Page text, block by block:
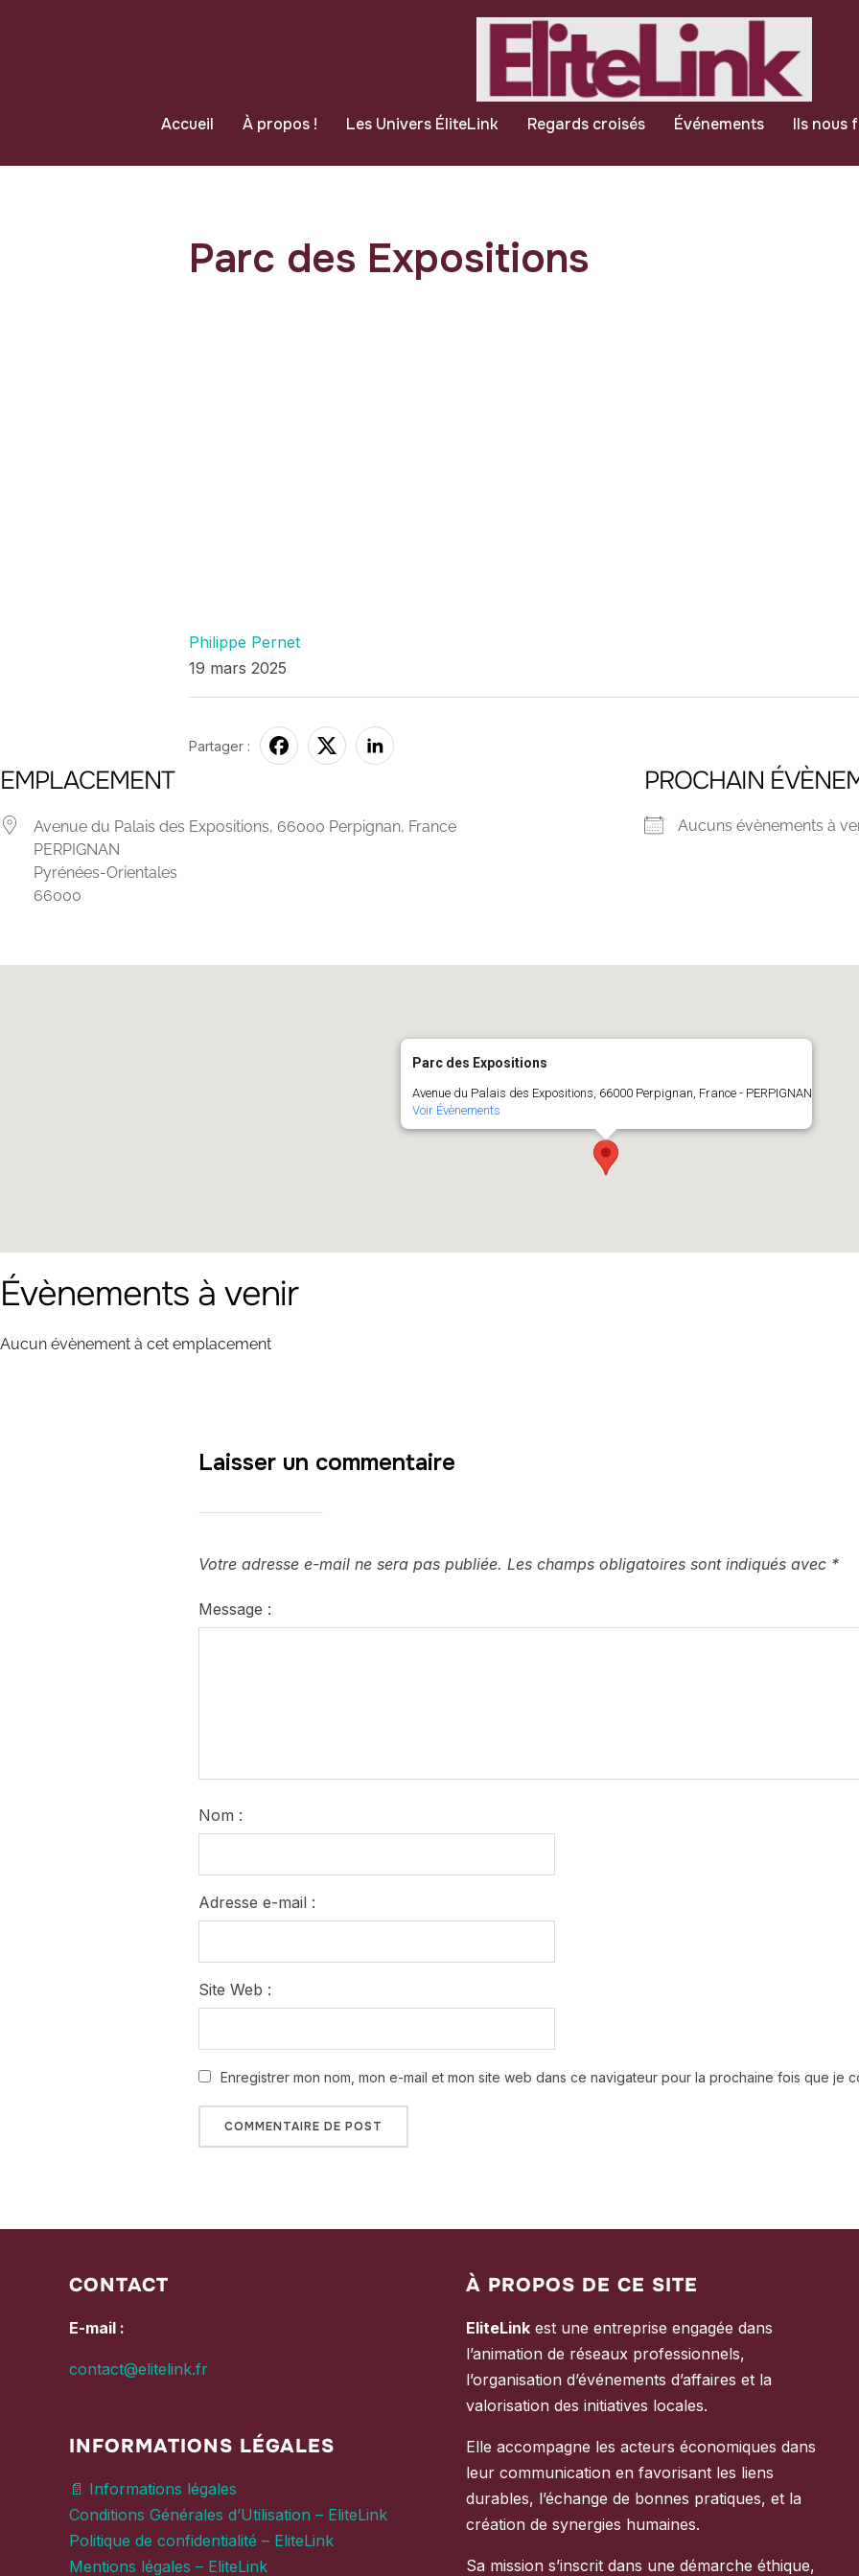
Accueil À propos ! Les Univers ÉliteLink Regards croisés Événements Ils nous
Parc des Expositions
Philippe Pernet
19 mars 2025
Partager :
EMPLACEMENT
Avenue du Palais des Expositions, 66000 Perpignan, France
PERPIGNAN
Pyrénées-Orientales
66000
PROCHAIN
Aucuns évènements à
Parc des Expositions
Avenue du Palais des Expositions, 66000 Perpignan, France - PERPIGNAN
Voir Évènements
Évènements à venir
Aucun évènement à cet emplacement
Laisser un commentaire
Votre adresse e-mail ne sera pas publiée. Les champs obligatoires sont indiqués avec *
Message :
Nom :
Adresse e-mail :
Site Web :
Enregistrer mon nom, mon e-mail et mon site web dans ce navigateur pour la prochaine fois que je
CONTACT
E-mail :
contact@elitelink.fr
INFORMATIONS LÉGALES
📄 Informations légales
Conditions Générales d’Utilisation – EliteLink
Politique de confidentialité – EliteLink
Mentions légales – EliteLink
À PROPOS DE CE SITE
EliteLink est une entreprise engagée dans
l’animation de réseaux professionnels,
l’organisation d’événements d’affaires et la
valorisation des initiatives locales.
Elle accompagne les acteurs économiques dans
leur communication en favorisant les liens
durables, l’échange de bonnes pratiques, et la
création de synergies humaines.
Sa mission s’inscrit dans une démarche éthique,